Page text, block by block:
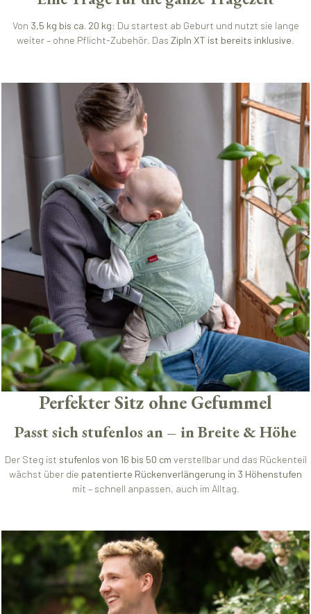
Von 3,5 kg bis ca. 20 kg: Du startest ab Geburt und nutzt sie lange
weiter – ohne Pflicht-Zubehör. Das ZipIn XT ist bereits inklusive
Perfekter Sitz ohne Gefummel
Passt sich stufenlos an – in Breite & Höhe
Der Steg ist stufenlos von 16 bis 50 cm verstellbar und das Rückenteil
wächst über die patentierte Rückenverlängerung in 3 Höhenstufen
mit – schnell anpassen, auch im Alltag.